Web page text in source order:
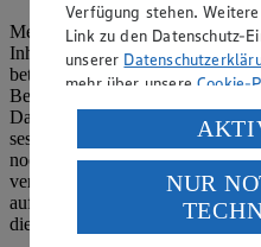
Mein Name ist Christian
Inhaber der beiden EDEKA
betreibe ich die Märkte in der
Benedikt Straße in Würzburg
Da ich seit vielen Jahren selbst
sesshaft bin, steht für mich die
noch mehr umsetzen zu können
verwirklichen, kam bei mir der
auf eigene Lebensmittelmärkte
dies bis heute.
Verfügung stehen.
Link zu den Datenschutz-
unserer
mehr über unsereCookie-
Verarbeitung deiner
USA durch Facebook und
Wenn du auf
des Art. 49 Abs. 1 Satz 1
Daten in den USA
NUR